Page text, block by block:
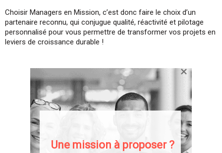
Choisir Managers en Mission, c’est donc faire le choix d’un
partenaire reconnu, qui conjugue qualité, réactivité et pilotage
personnalisé pour vous permettre de transformer vos projets en
leviers de croissance durable !
Une mission à proposer ?